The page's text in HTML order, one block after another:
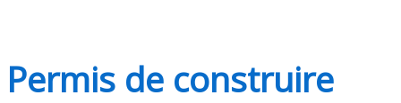
Permis de construire